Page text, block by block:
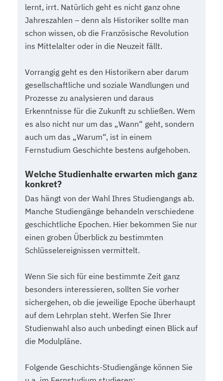
lernt, irrt. Natürlich geht es nicht ganz ohne
Jahreszahlen – denn als Historiker sollte man
schon wissen, ob die Französische Revolution
ins Mittelalter oder in die Neuzeit fällt.
Vorrangig geht es den Historikern aber darum
gesellschaftliche und soziale Wandlungen und
Prozesse zu analysieren und daraus
Erkenntnisse für die Zukunft zu schließen. Wem
es also nicht nur um das „Wann“ geht, sondern
auch um das „Warum“, ist in einem
Fernstudium Geschichte bestens aufgehoben.
Welche Studienhalte erwarten mich ganz
konkret?
Das hängt von der Wahl Ihres Studiengangs ab.
Manche Studiengänge behandeln verschiedene
geschichtliche Epochen. Hier bekommen Sie nur
einen groben Überblick zu bestimmten
Schlüsselereignissen vermittelt.
Wenn Sie sich für eine bestimmte Zeit ganz
besonders interessieren, sollten Sie vorher
sichergehen, ob die jeweilige Epoche überhaupt
auf dem Lehrplan steht. Werfen Sie Ihrer
Studienwahl also auch unbedingt einen Blick auf
die Modulpläne.
Folgende Geschichts-Studiengänge können Sie